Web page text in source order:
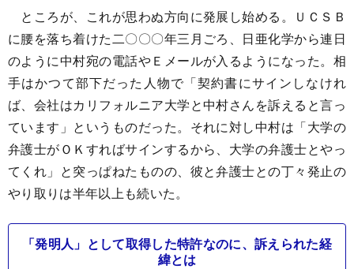
ところが、これが思わぬ方向に発展し始める。ＵＣＳＢ
に腰を落ち着けた二〇〇〇年三月ごろ、日亜化学から連日
のように中村宛の電話やＥメールが入るようになった。相
手はかつて部下だった人物で「契約書にサインしなけれ
ば、会社はカリフォルニア大学と中村さんを訴えると言っ
ています」というものだった。それに対し中村は「大学の
弁護士がＯＫすればサインするから、大学の弁護士とやっ
てくれ」と突っぱねたものの、彼と弁護士との丁々発止の
やり取りは半年以上も続いた。
「発明人」として取得した特許なのに、訴えられた経
緯とは